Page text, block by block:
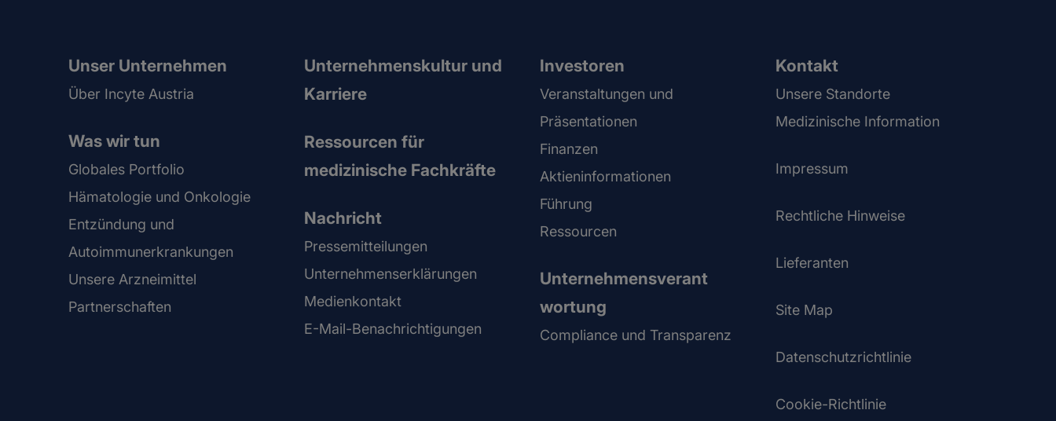
Unser Unternehmen
Über Incyte Austria
Was wir tun
Globales Portfolio
Hämatologie und Onkologie
Entzündung und
Autoimmunerkrankungen
Unsere Arzneimittel
Partnerschaften
Unternehmenskultur und
Karriere
Ressourcen für
medizinische Fachkräfte
Nachricht
Pressemitteilungen
Unternehmenserklärungen
Medienkontakt
E-Mail-Benachrichtigungen
Investoren
Veranstaltungen und
Präsentationen
Finanzen
Aktieninformationen
Führung
Ressourcen
Unternehmensverant
wortung
Compliance und Transparenz
Kontakt
Unsere Standorte
Medizinische Information
Impressum
Rechtliche Hinweise
Lieferanten
Site Map
Datenschutzrichtlinie
Cookie-Richtlinie